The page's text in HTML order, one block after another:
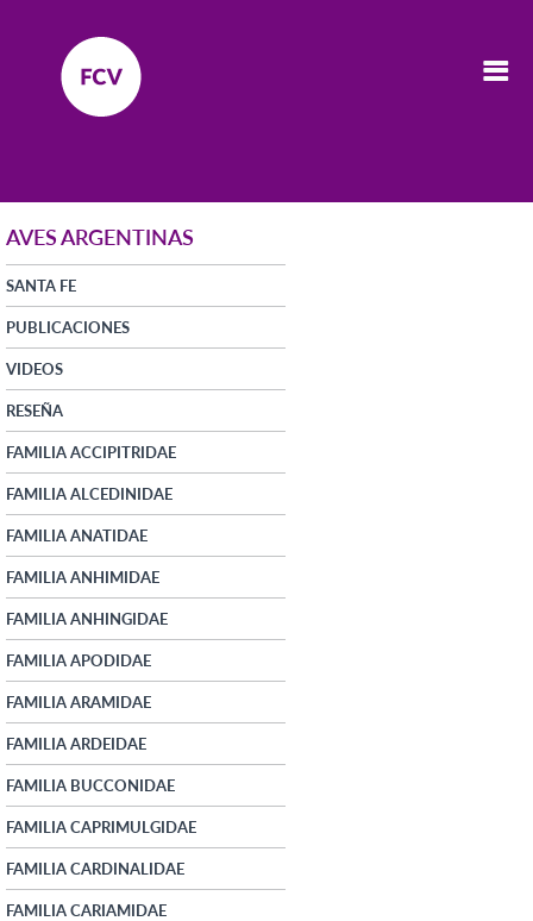
AVES ARGENTINAS
SANTA FE
PUBLICACIONES
VIDEOS
RESEÑA
FAMILIA ACCIPITRIDAE
FAMILIA ALCEDINIDAE
FAMILIA ANATIDAE
FAMILIA ANHIMIDAE
FAMILIA ANHINGIDAE
FAMILIA APODIDAE
FAMILIA ARAMIDAE
FAMILIA ARDEIDAE
FAMILIA BUCCONIDAE
FAMILIA CAPRIMULGIDAE
FAMILIA CARDINALIDAE
FAMILIA CARIAMIDAE